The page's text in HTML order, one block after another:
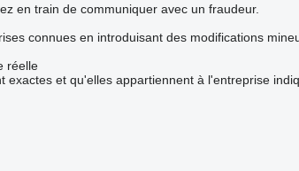
en train de communiquer avec un fraudeur.
connues en introduisant des modifications
réelle
et qu'elles appartiennent à l'entreprise